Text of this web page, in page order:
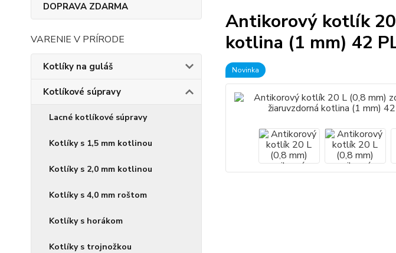
DOPRAVA ZDARMA
VARENIE V PRÍRODE
Kotlíky na guláš
Kotlíkové súpravy
Lacné kotlíkové súpravy
Kotlíky s 1,5 mm kotlinou
Kotlíky s 2,0 mm kotlinou
Kotlíky s 4,0 mm roštom
Kotlíky s horákom
Kotlíky s trojnožkou
Antikorový kotlík
kotlina (1 mm) 42
Novinka